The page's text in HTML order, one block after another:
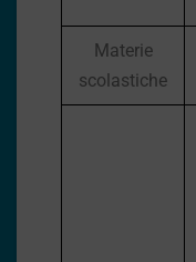
Materie
scolastiche